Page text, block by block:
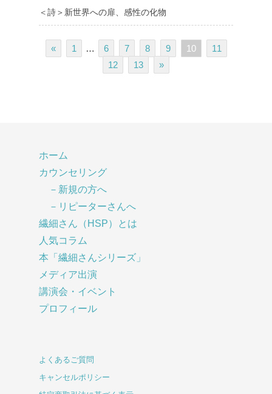
＜詩＞新世界への扉、感性の化物
« 1 … 6 7 8 9 10
11
12
13 »
ホーム
カウンセリング
－新規の方へ
－リピーターさんへ
繊細さん（HSP）とは
人気コラム
本「繊細さんシリーズ」
メディア出演
講演会・イベント
プロフィール
よくあるご質問
キャンセルポリシー